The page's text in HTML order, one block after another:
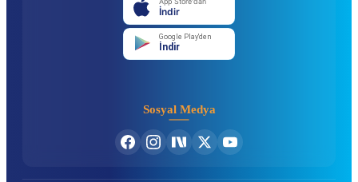
İndir
Google Play'den
İndir
Sosyal Medya